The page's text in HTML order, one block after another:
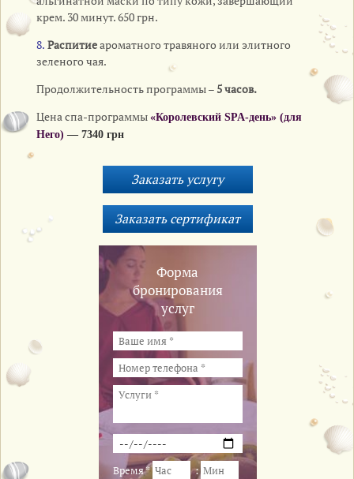
Форма
бронирования
услуг
Время * :
крем. 30 минут. 650 грн.
8. Распитиеароматного травяного или элитного
зеленого чая.
Продолжительность программы – 5 часов.
Цена спа-программы «Королевский SPA-день» (для
Него) —7340 грн